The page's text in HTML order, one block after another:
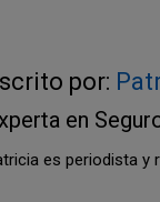
por:
en
es periodista y